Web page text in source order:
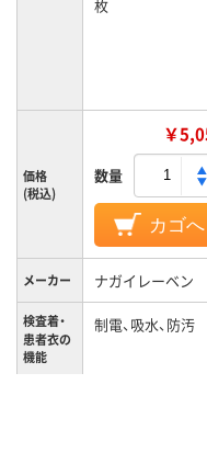
枚
価格
(税込)
￥
数量
カゴへ
メーカー ナガイレーベン
検査着・
患者衣の
機能
制電、吸水、防汚